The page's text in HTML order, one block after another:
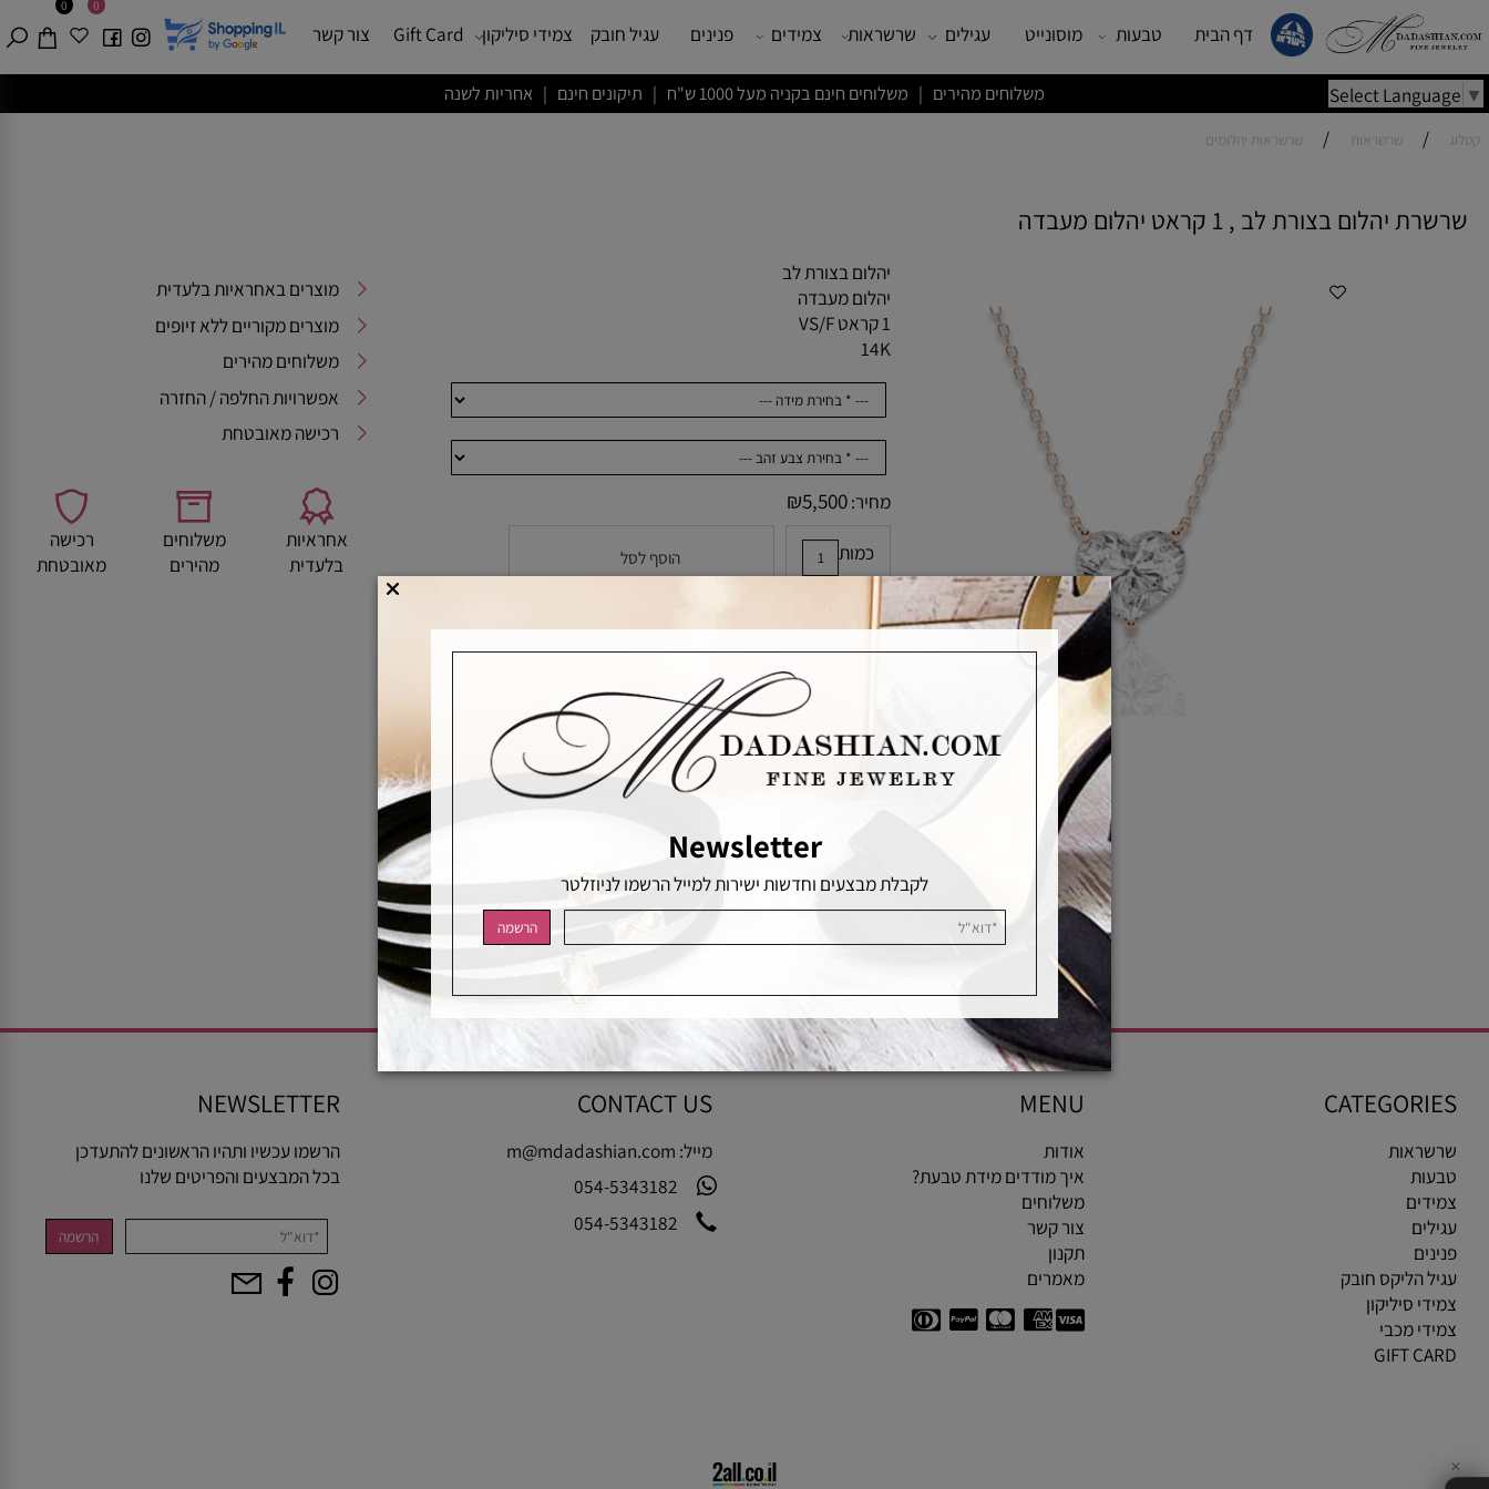
Select משלוחים מהירים | משלוחים חינם בקניה מעל 1000 ש"ח | תיקונים חינם | אחריות לשנה
0 0
דף הבית טבעות מוסונייט עגילים שרשראות צמידים פנינים עגיל חובק צמידי סיליקון Gift Card צור קשר
שרשראות / שרשראות יהלומים
בצורת לב , 1 קראט יהלום מעבדה
יהלום בצורת לב
יהלום מעבדה
כמות הוסף לסל
הוסף לרשימת המשאלות
מוצרים באחראיות בלעדית
מוצרים מקוריים ללא זיופים
משלוחים מהירים
אפשרויות החלפה / החזרה
אחראיות משלוחים רכישה
הליקס חובק
סיליקון
MENU
איך מודדים מידת טבעת?
משלוחים
צור קשר
מאמרים
CONTACT US
מייל:m@mdadashian.com
054-5343182
NEWSLETTER
בכל המבצעים והפריטים שלנו
Newsletter
לקבלת מבצעים וחדשות ישירות למייל הרשמו לניוזלטר